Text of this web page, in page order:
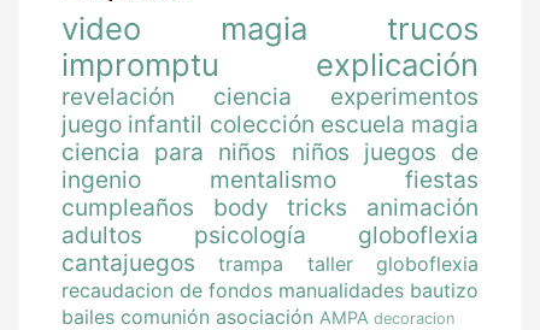
video magia
trucos
impromptu
explicación
revelación ciencia
experimentos
juego infantil colección escuela magia
ciencia para niños
niños juegos de
ingenio
mentalismo
fiestas
cumpleaños
body tricks
animación
adultos
psicología
globoflexia
cantajuegos
trampa
taller globoflexia
recaudacion de fondos manualidades bautizo
bailes comunión asociación AMPA decoracion